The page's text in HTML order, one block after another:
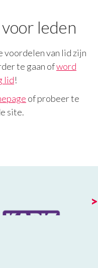
leden
voordelen van lid zijn
te gaan ofword
lid!
of probeer te
site.
>